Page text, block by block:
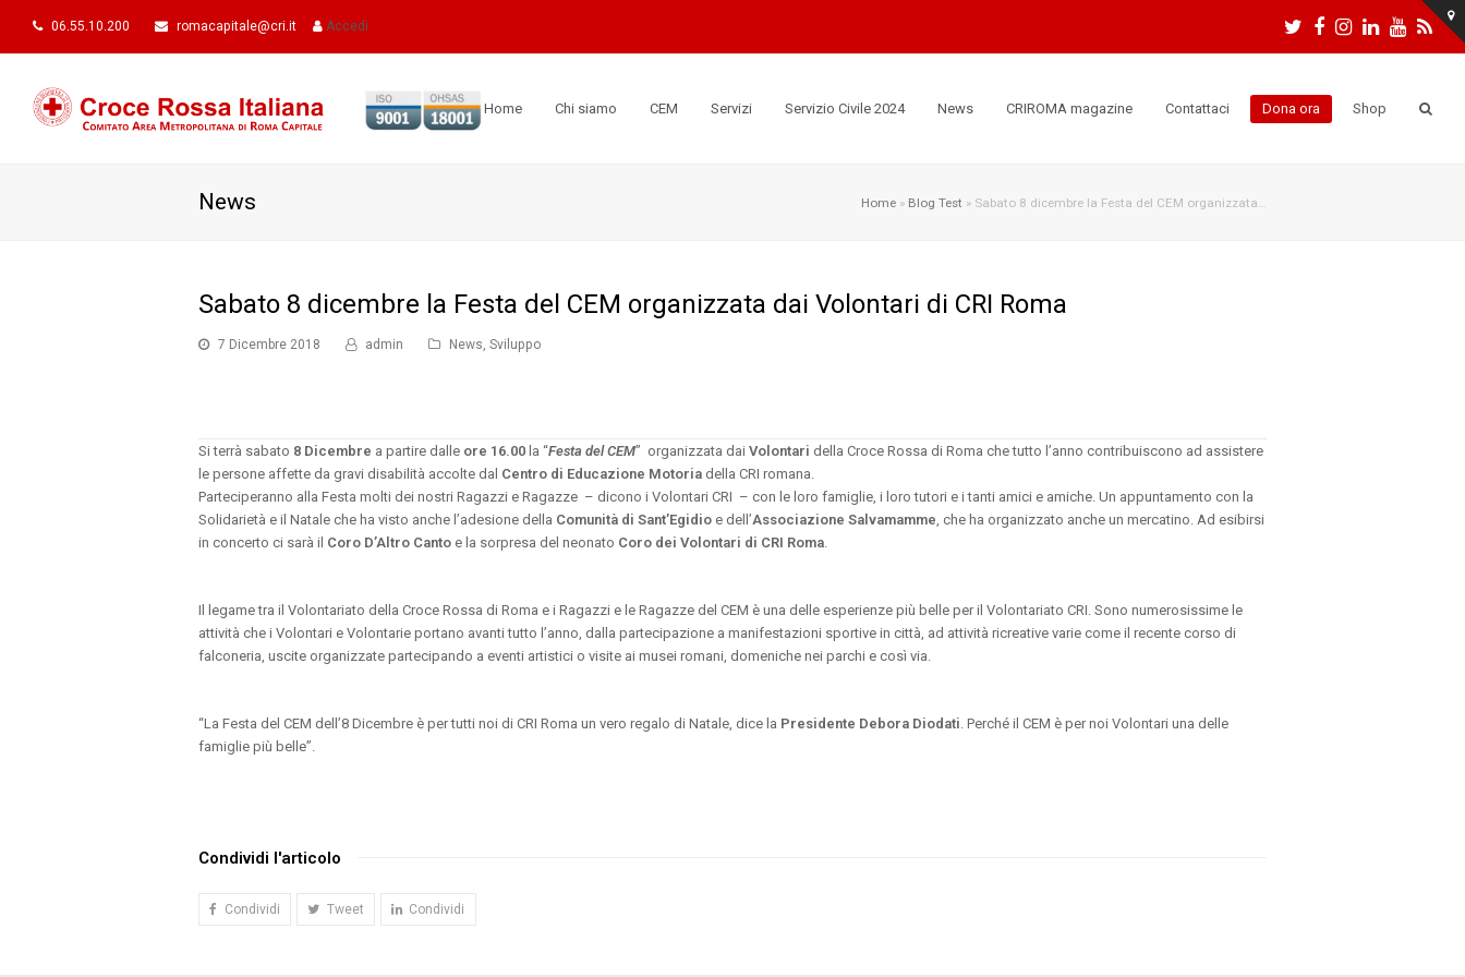
06.55.10.200 romacapitale@cri.it Accedi Twitter
Facebook
Instagram
LinkedIn
Home Chi siamo CEM Servizi Servizio Civile 2024 News CRIROMA magazine Contattaci Dona ora Shop
News Home » Blog Test » Sabato 8 dicembre la Festa del CEM organizzata…
Sabato 8 dicembre la Festa del CEM organizzata dai Volontari di CRI Roma
7 Dicembre 2018 admin News, Sviluppo
Si terrà sabato 8 Dicembre a partire dalle ore 16.00 la “Festa del CEM” organizzata dai Volontari della Croce Rossa di Roma che tutto l’anno contribuiscono ad assistere
le persone affette da gravi disabilità accolte dal Centro di Educazione Motoria della CRI romana.
Parteciperanno alla Festa molti dei nostri Ragazzi e Ragazze – dicono i Volontari CRI – con le loro famiglie, i loro tutori e i tanti amici e amiche. Un appuntamento con la
Solidarietà e il Natale che ha visto anche l’adesione della Comunità di Sant’Egidio e dell’Associazione Salvamamme, che ha organizzato anche un mercatino. Ad esibirsi
in concerto ci sarà il Coro D’Altro Canto e la sorpresa del neonato Coro dei Volontari di CRI Roma.
Il legame tra il Volontariato della Croce Rossa di Roma e i Ragazzi e le Ragazze del CEM è una delle esperienze più belle per il Volontariato CRI. Sono numerosissime le
attività che i Volontari e Volontarie portano avanti tutto l’anno, dalla partecipazione a manifestazioni sportive in città, ad attività ricreative varie come il recente corso di
falconeria, uscite organizzate partecipando a eventi artistici o visite ai musei romani, domeniche nei parchi e così via.
“La Festa del CEM dell’8 Dicembre è per tutti noi di CRI Roma un vero regalo di Natale, dice la Presidente Debora Diodati. Perché il CEM è per noi Volontari una delle
famiglie più belle”.
Condividi l'articolo
Condividi Tweet Condividi